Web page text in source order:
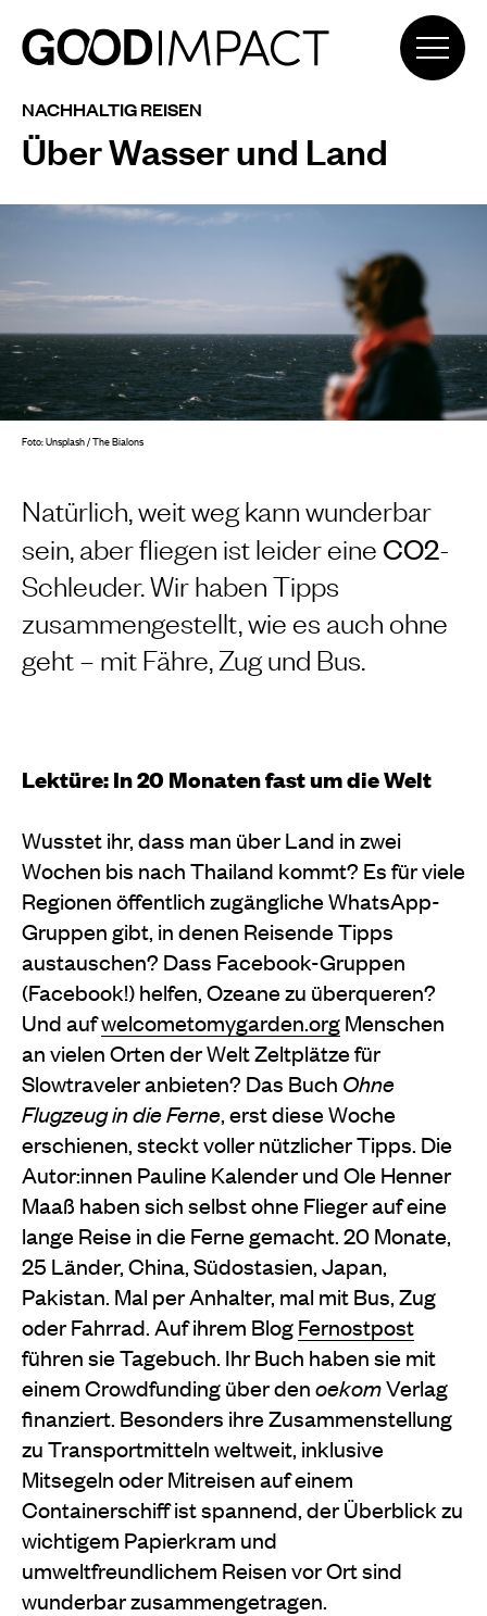
NACHHALTIG REISEN
Über Wasser und Land
Natürlich, weit weg kann wunderbar
sein, aber fliegen ist leider eine CO2-
Schleuder. Wir haben Tipps
zusammengestellt, wie es auch ohne
geht – mit Fähre, Zug und Bus.
Lektüre: In 20 Monaten fast um die Welt
Wusstet ihr, dass man über Land in zwei
Wochen bis nach Thailand kommt? Es für viele
Regionen öffentlich zugängliche WhatsApp-
Gruppen gibt, in denen Reisende Tipps
austauschen? Dass Facebook-Gruppen
(Facebook!) helfen, Ozeane zu überqueren?
Und aufwelcometomygarden.orgMenschen
an vielen Orten der Welt Zeltplätze für
Slowtraveler anbieten? Das Buch Ohne
Flugzeug in die Ferne, erst diese Woche
erschienen, steckt voller nützlicher Tipps. Die
Autor:innen Pauline Kalender und Ole Henner
Maaß haben sich selbst ohne Flieger auf eine
lange Reise in die Ferne gemacht. 20 Monate,
25 Länder, China, Südostasien, Japan,
Pakistan. Mal per Anhalter, mal mit Bus, Zug
oder Fahrrad. Auf ihrem BlogFernostpost
führen sie Tagebuch. Ihr Buch haben sie mit
einem Crowdfunding über denoekomVerlag
finanziert. Besonders ihre Zusammenstellung
zu Transportmitteln weltweit, inklusive
Mitsegeln oder Mitreisen auf einem
Containerschiff ist spannend, der Überblick zu
wichtigem Papierkram und
umweltfreundlichem Reisen vor Ort sind
wunderbar zusammengetragen.
Foto: Unsplash / The Bialons